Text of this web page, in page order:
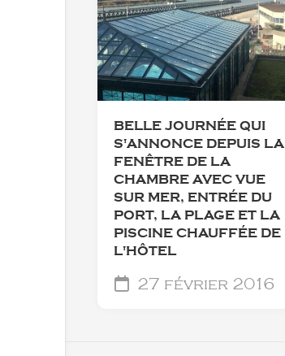
BELLE JOURNÉE QUI
S'ANNONCE DEPUIS LA
FENÊTRE DE LA
CHAMBRE AVEC VUE
SUR MER, ENTRÉE DU
PORT, LA PLAGE ET LA
PISCINE CHAUFFÉE DE
L'HÔTEL
27 février 2016